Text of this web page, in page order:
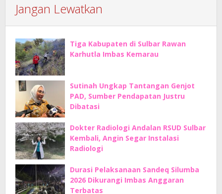
Jangan Lewatkan
Tiga Kabupaten di Sulbar Rawan
Karhutla Imbas Kemarau
Sutinah Ungkap Tantangan Genjot
PAD, Sumber Pendapatan Justru
Dibatasi
Dokter Radiologi Andalan RSUD Sulbar
Kembali, Angin Segar Instalasi
Radiologi
Durasi Pelaksanaan Sandeq Silumba
2026 Dikurangi Imbas Anggaran
Terbatas